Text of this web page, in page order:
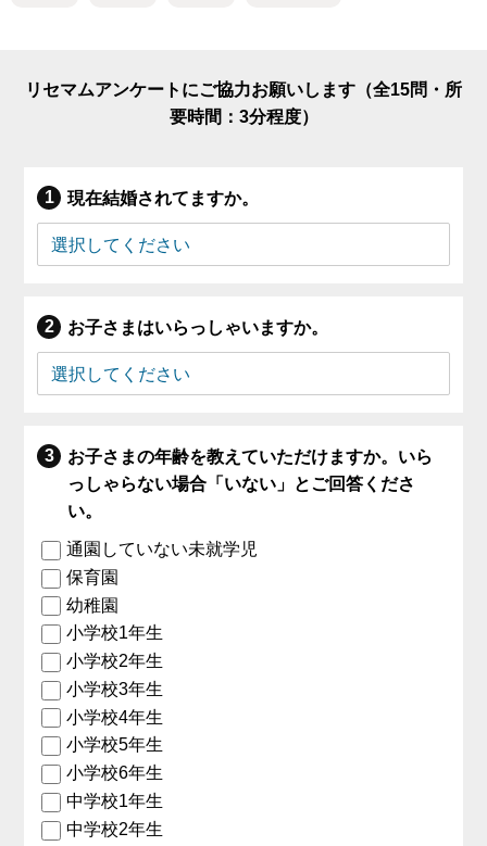
リセマムアンケートにご協力お願いします（全15問・所
要時間：3分程度）
現在結婚されてますか。
お子さまはいらっしゃいますか。
お子さまの年齢を教えていただけますか。いら
っしゃらない場合「いない」とご回答くださ
い。
通園していない未就学児
保育園
幼稚園
小学校1年生
小学校2年生
小学校3年生
小学校4年生
小学校5年生
小学校6年生
中学校1年生
中学校2年生